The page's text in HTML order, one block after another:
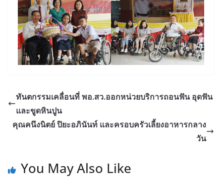
ทันตกรรมเคลื่อนที่ พอ.สว.ออกหน่วยบริการถอนฟัน อุดฟัน
และขูดหินปูน
คุณคนึงนิตย์ ปิยะอภินันท์ และครอบครัวเลี้ยงอาหารกลาง
วัน
You May Also Like